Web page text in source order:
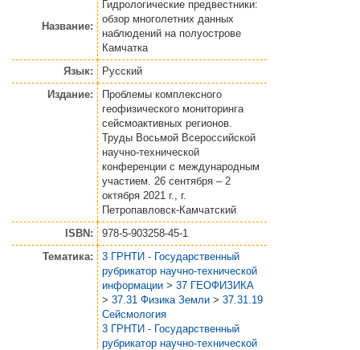
Название:
Гидрологические предвестники:
обзор многолетних данных
наблюдений на полуострове
Камчатка
Язык:
Русский
Издание:
Проблемы комплексного
геофизического мониторинга
сейсмоактивных регионов.
Труды Восьмой Всероссийской
научно-технической
конференции с международным
участием. 26 сентября – 2
октября 2021 г., г.
Петропавловск-Камчатский
ISBN:
978-5-903258-45-1
Тематика:
3 ГРНТИ - Государственный
рубрикатор научно-технической
информации > 37 ГЕОФИЗИКА
> 37.31 Физика Земли > 37.31.19
Сейсмология
3 ГРНТИ - Государственный
рубрикатор научно-технической